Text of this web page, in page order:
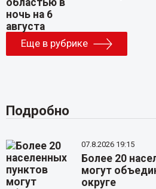
Еще в рубрике
Подробно
07.8.2026 19:15
Более 20
могут
округе